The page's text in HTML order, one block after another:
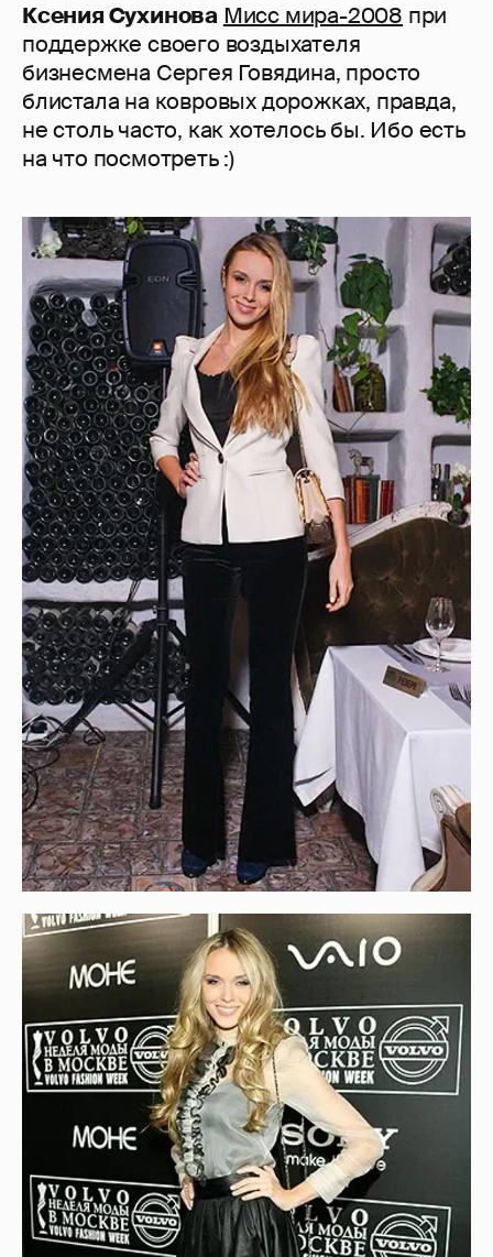
Ксения Сухинова Мисс мира-2008 при
поддержке своего воздыхателя
бизнесмена Сергея Говядина, просто
блистала на ковровых дорожках, правда,
не столь часто, как хотелось бы. Ибо есть
на что посмотреть :)